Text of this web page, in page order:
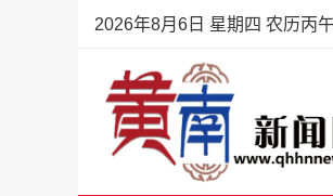
2026年8月6日 星期四 农历丙